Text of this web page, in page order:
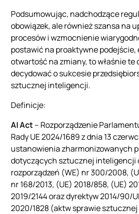
Podsumowując, nadchodzące
obowiązek, ale również szansa na
procesów i wzmocnienie
postawić na proaktywne
otwartość na zmiany, to właśnie te
decydować o sukcesie
sztucznej inteligencji.
Definicje:
AI Act – Rozporządzenie
Rady UE 2024/1689 z dnia 13
ustanowienia zharmonizowanych
dotyczących sztucznej inteligencji
rozporządzeń (WE) nr 300/2008,
nr 168/2013, (UE) 2018/858, (UE)
2019/2144 oraz dyrektyw 2014/90/
2020/1828 (aktw sprawie